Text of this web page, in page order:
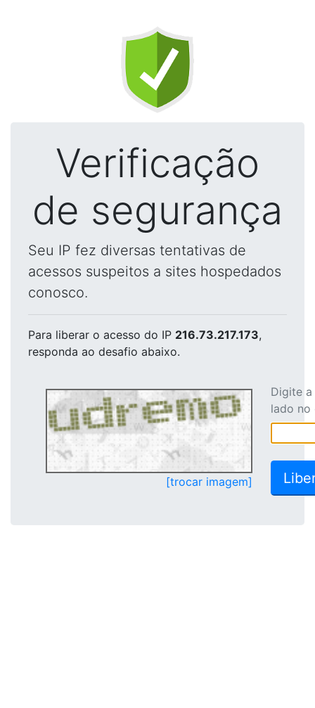
Verificação
de segurança
Seu IP fez diversas tentativas de
acessos suspeitos a sites hospedados
conosco.
Para liberar o acesso do IP 216.73.217.173,
responda ao desafio abaixo.
[trocar imagem]
Digite
lado no